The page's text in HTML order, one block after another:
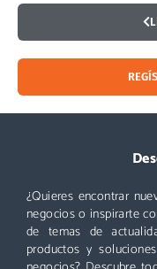
¿Quieres encontrar
negocios o inspirarte
de temas de
productos y
Un evento que no
fuera. ¡Conoce
y asiste